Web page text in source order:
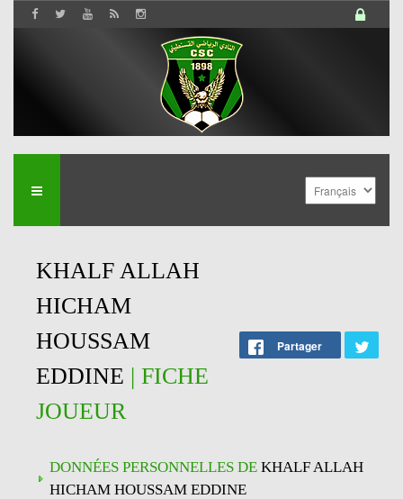
KHALF ALLAH
HICHAM
HOUSSAM
EDDINE | FICHE
JOUEUR
Partager
DONNÉES PERSONNELLES DE KHALF ALLAH
HICHAM HOUSSAM EDDINE